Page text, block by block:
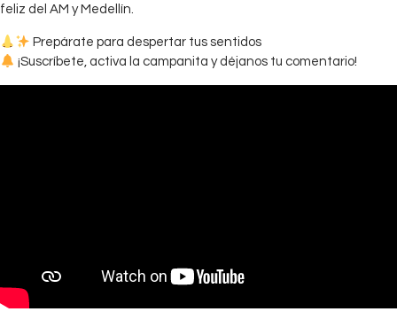
feliz del AM y Medellín.
Prepárate para despertar tus sentidos
¡Suscríbete, activa la campanita y déjanos tu comentario!